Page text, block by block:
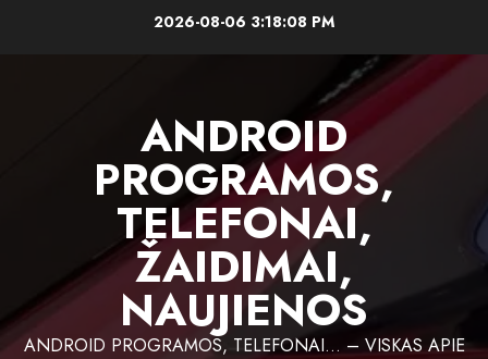
2026-08-06 3:18:08 PM
ANDROID
PROGRAMOS,
TELEFONAI,
ŽAIDIMAI,
NAUJIENOS
ANDROID PROGRAMOS, TELEFONAI… – VISKAS APIE